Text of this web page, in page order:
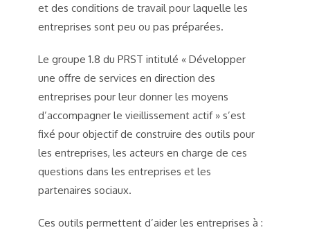
et des conditions de travail pour laquelle les
entreprises sont peu ou pas préparées.
Le groupe 1.8 du PRST intitulé « Développer
une offre de services en direction des
entreprises pour leur donner les moyens
d’accompagner le vieillissement actif » s’est
fixé pour objectif de construire des outils pour
les entreprises, les acteurs en charge de ces
questions dans les entreprises et les
partenaires sociaux.
Ces outils permettent d’aider les entreprises à :